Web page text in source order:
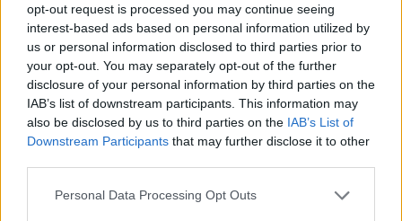
opt-out request is processed you may continue seeing
interest-based ads based on personal information utilized by
us or personal information disclosed to third parties prior to
your opt-out. You may separately opt-out of the further
disclosure of your personal information by third parties on the
IAB’s list of downstream participants. This information may
also be disclosed by us to third parties on the IAB’s List of
Downstream Participants that may further disclose it to other
Personal Data Processing Opt Outs
Nalcrom
16-07-2020 | Vrouw | 43
cromoglicinezuur (200mg)
Niet in de lijst
Effectiviteit
Hoeveelheid bijwerkingen
Drie weken en mijn maagdarm was totaal anders ik wist
niet wat ‘normaal’ was. Ongelovelijk. Maar heb wel echt